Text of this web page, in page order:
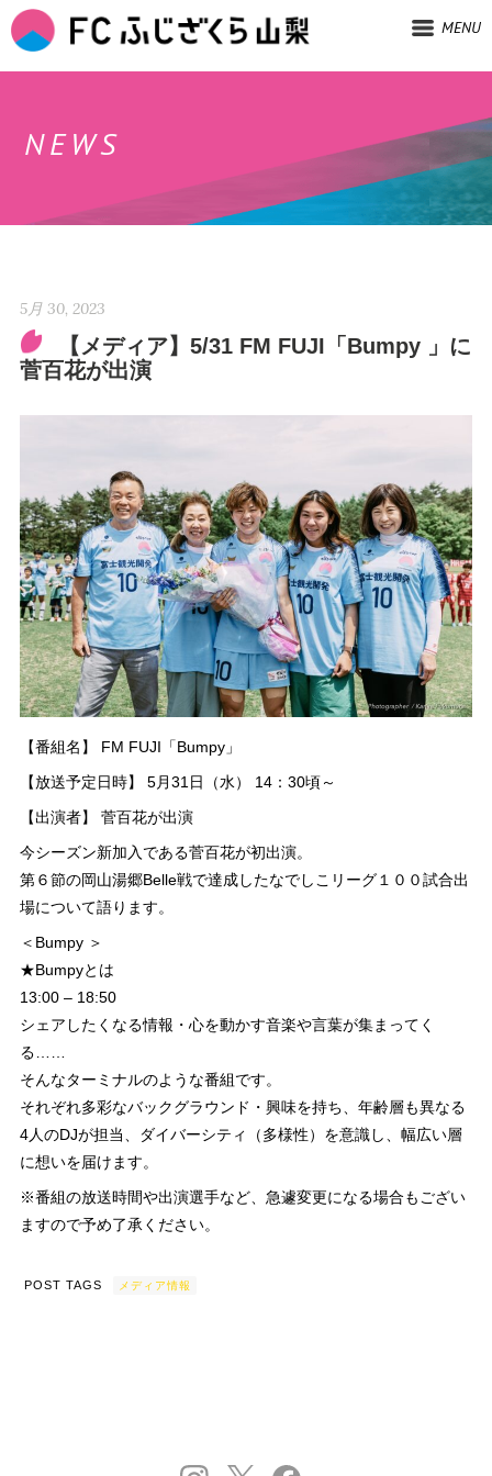
MENU
NEWS
5月 30, 2023
【メディア】5/31 FM FUJI「Bumpy 」に
菅百花が出演
【番組名】 FM FUJI「Bumpy」
【放送予定日時】 5月31日（水） 14：30頃～
【出演者】 菅百花が出演
今シーズン新加入である菅百花が初出演。
第６節の岡山湯郷Belle戦で達成したなでしこリーグ１００試合出
場について語ります。
＜Bumpy ＞
★Bumpyとは
13:00 – 18:50
シェアしたくなる情報・心を動かす音楽や言葉が集まってく
る……
そんなターミナルのような番組です。
それぞれ多彩なバックグラウンド・興味を持ち、年齢層も異なる
4人のDJが担当、ダイバーシティ（多様性）を意識し、幅広い層
に想いを届けます。
※番組の放送時間や出演選手など、急遽変更になる場合もござい
ますので予め了承ください。
POST TAGS メディア情報